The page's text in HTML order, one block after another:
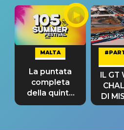
MALTA
La puntata
completa
della quinta
tappa
IL
DI